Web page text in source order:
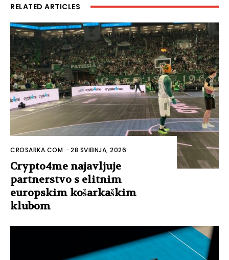
RELATED ARTICLES
CROSARKA.COM -28 SVIBNJA, 2026
Crypto4me najavljuje
partnerstvo s elitnim
europskim košarkaškim
klubom